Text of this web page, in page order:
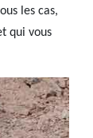
les cas,
qui vous